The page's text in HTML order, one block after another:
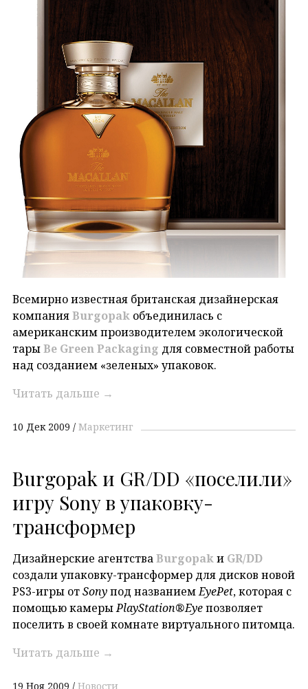
Всемирно известная британская дизайнерская
компанияBurgopak объединилась с
американским производителем экологической
тарыBe Green Packaging для совместной работы
над созданием «зеленых» упаковок.
Читать дальше →
10 Дек 2009 Маркетинг
Burgopak и GR/DD «поселили»
игру Sony в упаковку-
трансформер
Дизайнерские агентстваBurgopakи GR/DD
создали упаковку-трансформер для дисков новой
PS3-игры отSonyпод названиемEyePet, которая с
помощью камерыPlayStation®Eyeпозволяет
поселить в своей комнате виртуального питомца.
Читать дальше →
19 Ноя 2009 Новости